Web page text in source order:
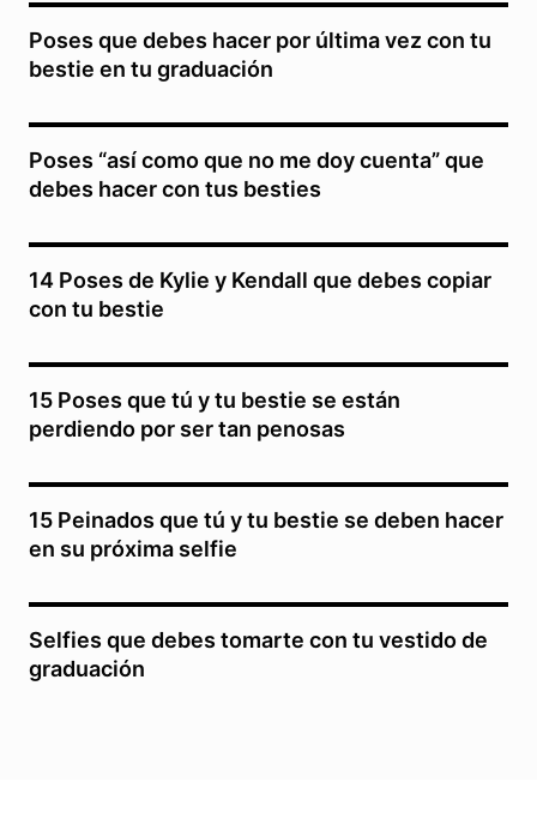
Poses que debes hacer por última vez con tu
bestie en tu graduación
Poses “así como que no me doy cuenta” que
debes hacer con tus besties
14 Poses de Kylie y Kendall que debes copiar
con tu bestie
15 Poses que tú y tu bestie se están
perdiendo por ser tan penosas
15 Peinados que tú y tu bestie se deben hacer
en su próxima selfie
Selfies que debes tomarte con tu vestido de
graduación